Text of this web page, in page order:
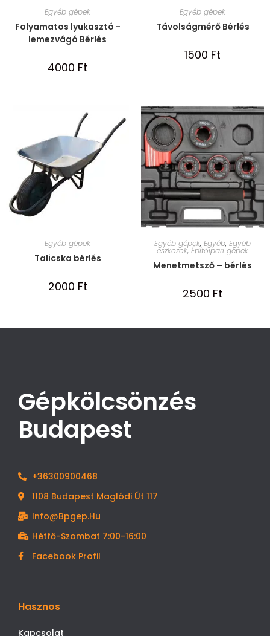
Egyéb gépek
Folyamatos lyukasztó -
lemezvágó Bérlés
4000 Ft
Egyéb gépek
Távolságmérő Bérlés
1500 Ft
Egyéb gépek
Talicska bérlés
2000 Ft
Egyéb gépek, Egyéb, Egyéb
eszközök, Építőipari gépek
Menetmetsző – bérlés
2500 Ft
Gépkölcsönzés
Budapest
+36300900468
1108 Budapest Maglódi Út 117
Info@bpgep.hu
Hétfő-Szombat 7:00-16:00
Facebook Profil
Hasznos
Kapcsolat